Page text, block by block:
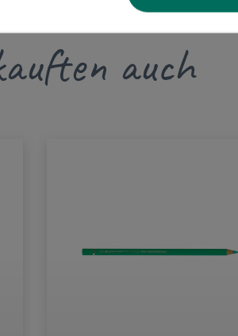
auch